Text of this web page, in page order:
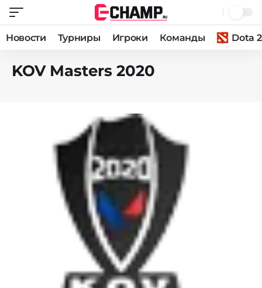
Новости Турниры Игроки Команды Dota 2
KOV Masters 2020